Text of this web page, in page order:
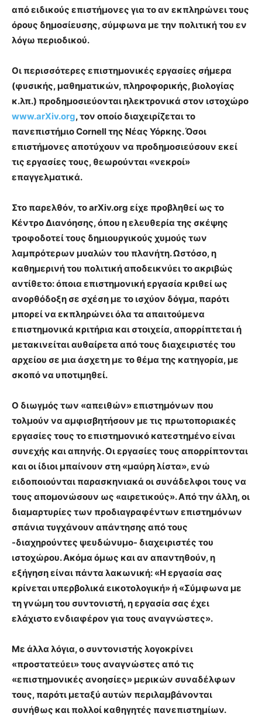
από ειδικούς επιστήμονες για το αν εκπληρώνει τους
όρους δημοσίευσης, σύμφωνα με την πολιτική του εν
λόγω περιοδικού.
Οι περισσότερες επιστημονικές εργασίες σήμερα
(φυσικής, μαθηματικών, πληροφορικής, βιολογίας
κ.λπ.) προδημοσιεύονται ηλεκτρονικά στον ιστοχώρο
www.arXiv.org, τον οποίο διαχειρίζεται το
πανεπιστήμιο Cornell της Νέας Υόρκης. Όσοι
επιστήμονες αποτύχουν να προδημοσιεύσουν εκεί
τις εργασίες τους, θεωρούνται «νεκροί»
επαγγελματικά.
Στο παρελθόν, το arXiv.org είχε προβληθεί ως το
Κέντρο Διανόησης, όπου η ελευθερία της σκέψης
τροφοδοτεί τους δημιουργικούς χυμούς των
λαμπρότερων μυαλών του πλανήτη. Ωστόσο, η
καθημερινή του πολιτική αποδεικνύει το ακριβώς
αντίθετο: όποια επιστημονική εργασία κριθεί ως
ανορθόδοξη σε σχέση με το ισχύον δόγμα, παρότι
μπορεί να εκπληρώνει όλα τα απαιτούμενα
επιστημονικά κριτήρια και στοιχεία, απορρίπτεται ή
μετακινείται αυθαίρετα από τους διαχειριστές του
αρχείου σε μια άσχετη με το θέμα της κατηγορία, με
σκοπό να υποτιμηθεί.
Ο διωγμός των «απειθών» επιστημόνων που
τολμούν να αμφισβητήσουν με τις πρωτοποριακές
εργασίες τους το επιστημονικό κατεστημένο είναι
συνεχής και απηνής. Οι εργασίες τους απορρίπτονται
και οι ίδιοι μπαίνουν στη «μαύρη λίστα», ενώ
ειδοποιούνται παρασκηνιακά οι συνάδελφοι τους να
τους απομονώσουν ως «αιρετικούς». Από την άλλη, οι
διαμαρτυρίες των προδιαγραφέντων επιστημόνων
σπάνια τυγχάνουν απάντησης από τους
-διαχηρούντες ψευδώνυμο- διαχειριστές του
ιστοχώρου. Ακόμα όμως και αν απαντηθούν, η
εξήγηση είναι πάντα λακωνική: «Η εργασία σας
κρίνεται υπερβολικά εικοτολογική» ή «Σύμφωνα με
τη γνώμη του συντονιστή, η εργασία σας έχει
ελάχιστο ενδιαφέρον για τους αναγνώστες».
Με άλλα λόγια, ο συντονιστής λογοκρίνει
«προστατεύει» τους αναγνώστες από τις
«επιστημονικές ανοησίες» μερικών συναδέλφων
τους, παρότι μεταξύ αυτών περιλαμβάνονται
συνήθως και πολλοί καθηγητές πανεπιστημίων.